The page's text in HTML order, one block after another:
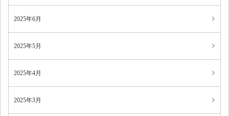
2025年6月
2025年5月
2025年4月
2025年3月